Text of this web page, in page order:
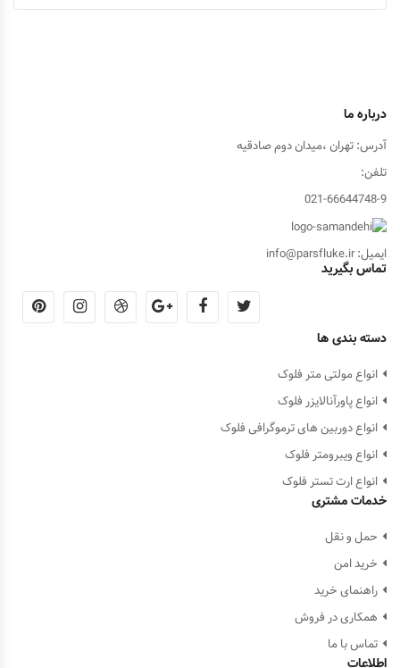
درباره ما
آدرس: تهران ،میدان دوم صادقیه
تلفن:
021-66644748-9
ایمیل: info@parsfluke.ir
تماس بگیرید
دسته بندی ها
انواع مولتی متر فلوک
انواع پاورآنالایزر فلوک
انواع دوربین های ترموگرافی فلوک
انواع ویبرومتر فلوک
انواع ارت تستر فلوک
خدمات مشتری
حمل و نقل
خرید امن
راهنمای خرید
همکاری در فروش
تماس با ما
اطلاعات